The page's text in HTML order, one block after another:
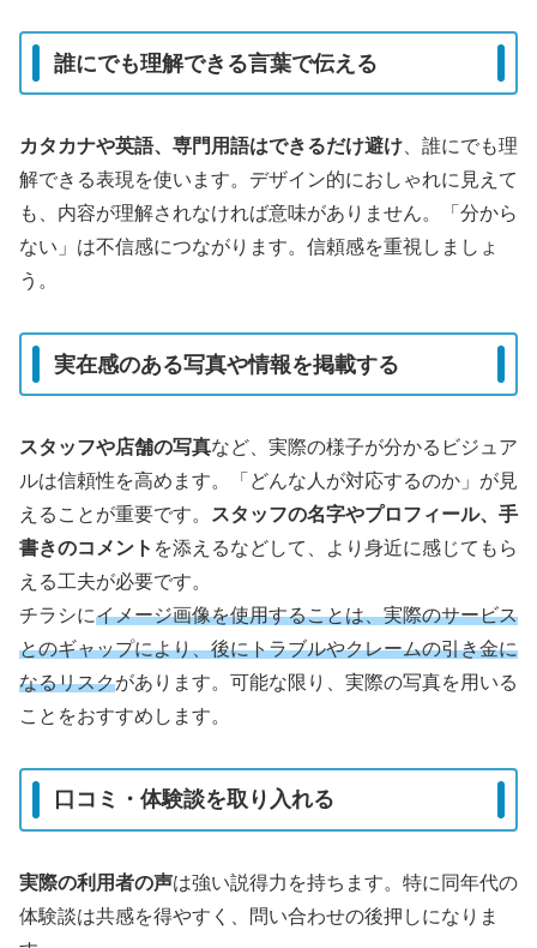
誰にでも理解できる言葉で伝える
カタカナや英語、専門用語はできるだけ避け 、誰にでも理
解できる表現を使います。デザイン的におしゃれに見えて
も、内容が理解されなければ意味がありません。「分から
ない」は不信感につながります。信頼感を重視しましょ
う。
実在感のある写真や情報を掲載する
スタッフや店舗の写真など、実際の様子が分かるビジュア
ルは信頼性を高めます。「どんな人が対応するのか」が見
えることが重要です。
スタッフの名字やプロフィール、手
書きのコメント を添えるなどして、より身近に感じてもら
える工夫が必要です。
チラシにイメージ画像を使用することは、実際のサービス
とのギャップにより、後にトラブルやクレームの引き金に
なるリスクがあります。可能な限り、実際の写真を用いる
ことをおすすめします。
口コミ・体験談を取り入れる
実際の利用者の声は強い説得力を持ちます。特に同年代の
体験談は共感を得やすく、問い合わせの後押しになりま